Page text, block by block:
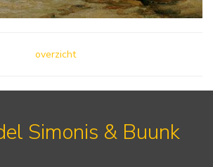
overzicht
Simonis & Buunk